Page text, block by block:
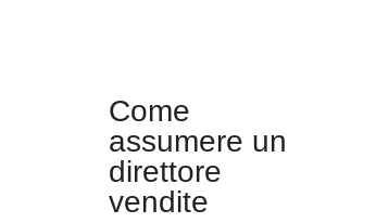
Come
assumere un
direttore
vendite